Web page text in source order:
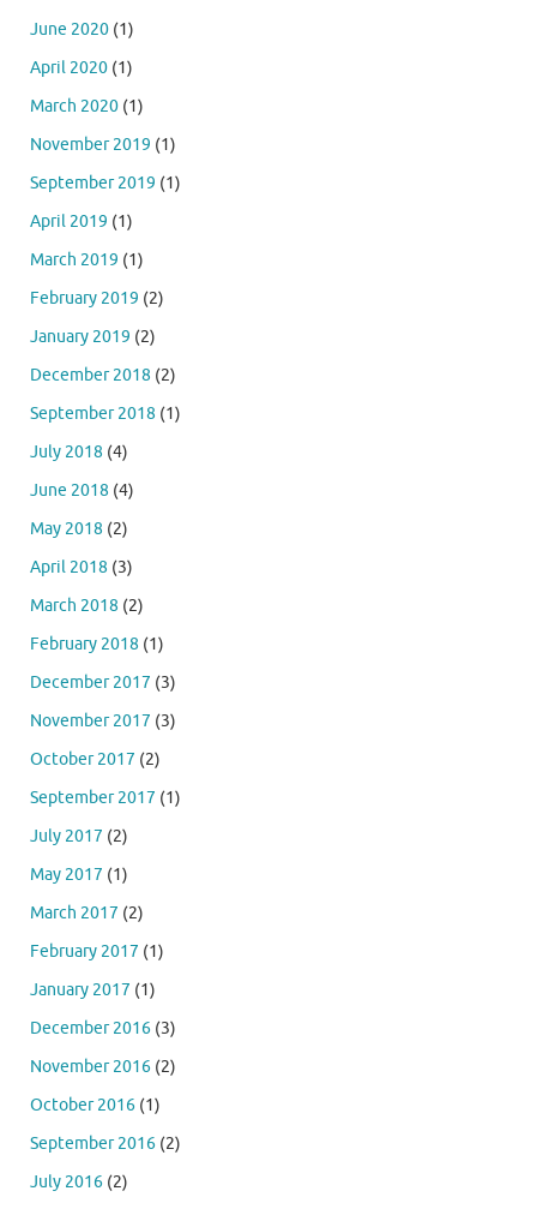
June 2020 (1)
April 2020 (1)
March 2020 (1)
November 2019 (1)
September 2019 (1)
April 2019 (1)
March 2019 (1)
February 2019 (2)
January 2019 (2)
December 2018 (2)
September 2018 (1)
July 2018 (4)
June 2018 (4)
May 2018 (2)
April 2018 (3)
March 2018 (2)
February 2018 (1)
December 2017 (3)
November 2017 (3)
October 2017 (2)
September 2017 (1)
July 2017 (2)
May 2017 (1)
March 2017 (2)
February 2017 (1)
January 2017 (1)
December 2016 (3)
November 2016 (2)
October 2016 (1)
September 2016 (2)
July 2016 (2)